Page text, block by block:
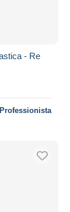
- Re
Professionista